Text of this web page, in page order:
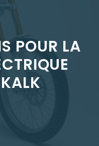
POUR LA